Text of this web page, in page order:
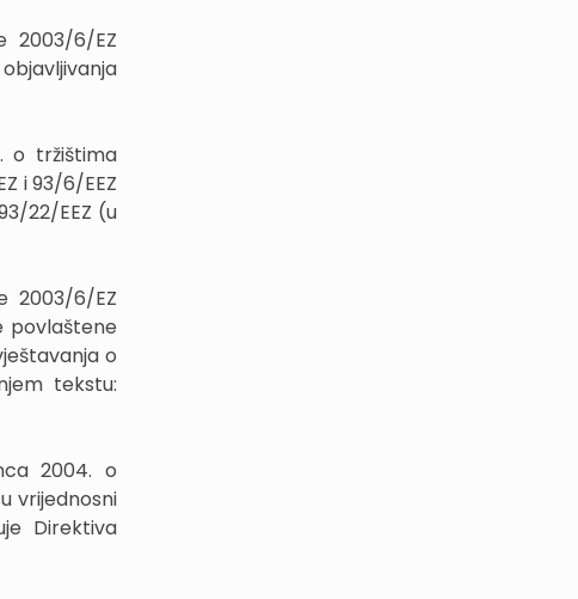
2003/6/EZ
o tržištima
i 93/6/EEZ
22/EEZ (u
2003/6/EZ
povlaštene
o
tekstu:
2004. o
vrijednosni
Direktiva